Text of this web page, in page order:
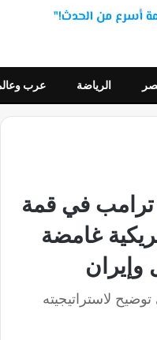
الرياضة عرب
ترامب في قمة
غامضة
لاستراتيجيته